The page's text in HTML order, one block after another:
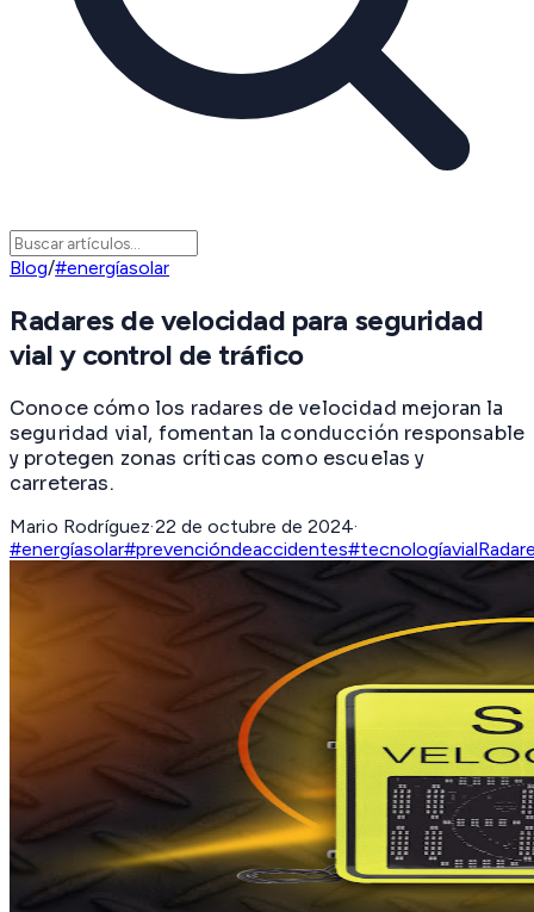
Blog/#energíasolar
Radares de velocidad para seguridad
vial y control de tráfico
Conoce cómo los radares de velocidad mejoran la
seguridad vial, fomentan la conducción responsable
y protegen zonas críticas como escuelas y
carreteras.
Mario Rodríguez·22 de octubre de 2024·
#energíasolar#prevencióndeaccidentes#tecnologíavial